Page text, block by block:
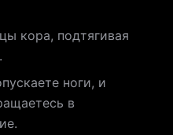
кора, подтягивая
ноги, и
в